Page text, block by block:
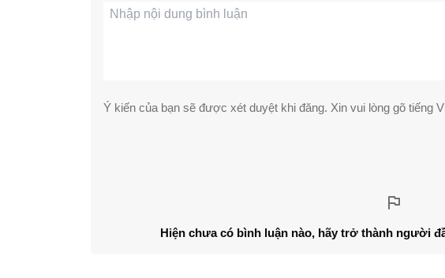
Ý kiến của bạn sẽ được xét duyệt khi đăng. Xin vui lòng gõ tiếng
Hiện chưa có bình luận nào, hãy trở thành người